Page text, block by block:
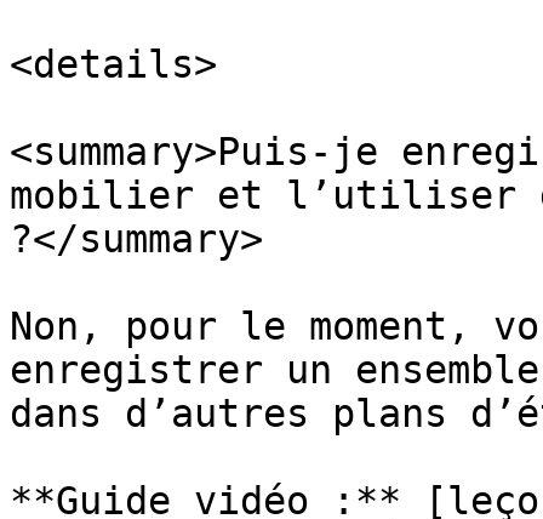
<details>
<summary>Puis-je
mobilier et l’utiliser
?</summary>
Non, pour le moment,
enregistrer un
dans d’autres plans
**Guide vidéo :**